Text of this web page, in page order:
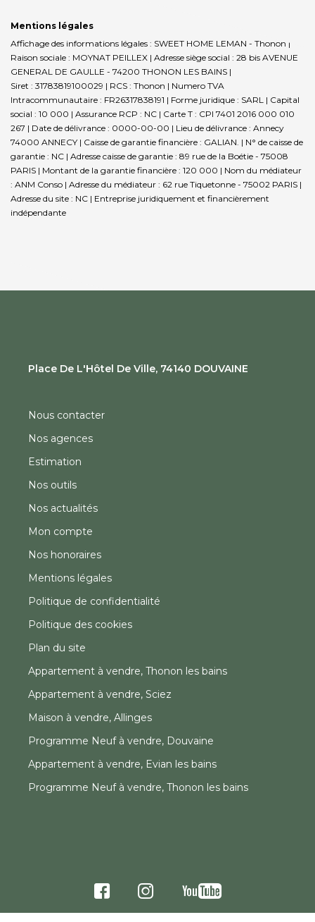
Mentions légales
Affichage des informations légales : SWEET HOME LEMAN - Thonon |
Raison sociale : MOYNAT PEILLEX | Adresse siège social : 28 bis AVENUE
GENERAL DE GAULLE - 74200 THONON LES BAINS |
Siret : 31783819100029 | RCS : Thonon | Numero TVA
Intracommunautaire : FR26317838191 | Forme juridique : SARL | Capital
social : 10 000 | Assurance RCP : NC | Carte T : CPI 7401 2016 000 010
267 | Date de délivrance : 0000-00-00 | Lieu de délivrance : Annecy
74000 ANNECY | Caisse de garantie financière : GALIAN. | N° de caisse de
garantie : NC | Adresse caisse de garantie : 89 rue de la Boétie - 75008
PARIS | Montant de la garantie financière : 120 000 | Nom du médiateur
: ANM Conso | Adresse du médiateur : 62 rue Tiquetonne - 75002 PARIS |
Adresse du site : NC | Entreprise juridiquement et financièrement
indépendante
Place De L'Hôtel De Ville, 74140 DOUVAINE
Nous contacter
Nos agences
Estimation
Nos outils
Nos actualités
Mon compte
Nos honoraires
Mentions légales
Politique de confidentialité
Politique des cookies
Plan du site
Appartement à vendre, Thonon les bains
Appartement à vendre, Sciez
Maison à vendre, Allinges
Programme Neuf à vendre, Douvaine
Appartement à vendre, Evian les bains
Programme Neuf à vendre, Thonon les bains